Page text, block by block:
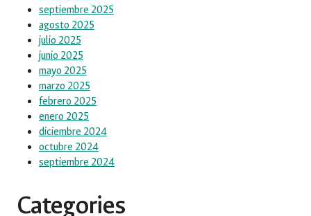
septiembre 2025
agosto 2025
julio 2025
junio 2025
mayo 2025
marzo 2025
febrero 2025
enero 2025
diciembre 2024
octubre 2024
septiembre 2024
Categories